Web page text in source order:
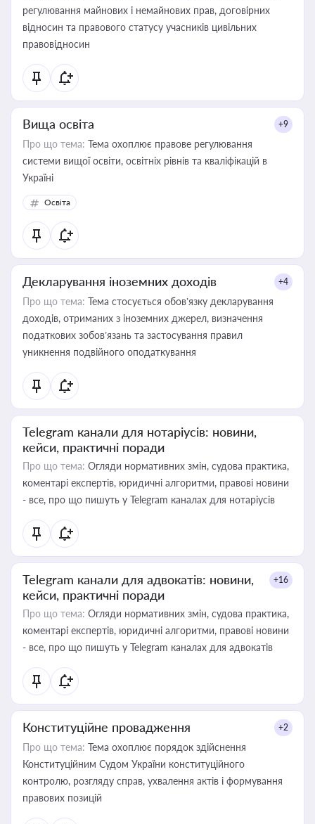
регулювання майнових і немайнових прав, договірних
відносин та правового статусу учасників цивільних
правовідносин
Вища освіта +9
Про що тема: Тема охоплює правове регулювання
системи вищої освіти, освітніх рівнів та кваліфікацій в
Україні
Освіта
Декларування іноземних доходів +4
Про що тема: Тема стосується обов’язку декларування
доходів, отриманих з іноземних джерел, визначення
податкових зобов’язань та застосування правил
уникнення подвійного оподаткування
Telegram канали для нотаріусів: новини,
кейси, практичні поради
Про що тема: Огляди нормативних змін, судова практика,
коментарі експертів, юридичні алгоритми, правові новини
- все, про що пишуть у Telegram каналах для нотаріусів
Telegram канали для адвокатів: новини,
кейси, практичні поради
+16
Про що тема: Огляди нормативних змін, судова практика,
коментарі експертів, юридичні алгоритми, правові новини
- все, про що пишуть у Telegram каналах для адвокатів
Конституційне провадження +2
Про що тема: Тема охоплює порядок здійснення
Конституційним Судом України конституційного
контролю, розгляду справ, ухвалення актів і формування
правових позицій